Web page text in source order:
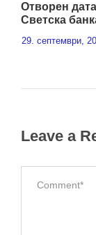
Отворен
Светска
29. септември,
Leave a